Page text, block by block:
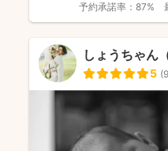
予約承諾率： 87%
しょうちゃん
5 (